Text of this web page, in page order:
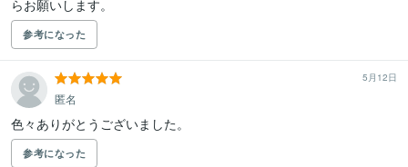
らお願いします。
参考になった
5月12日
匿名
色々ありがとうございました。
参考になった